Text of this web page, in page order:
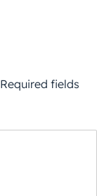
Required fields